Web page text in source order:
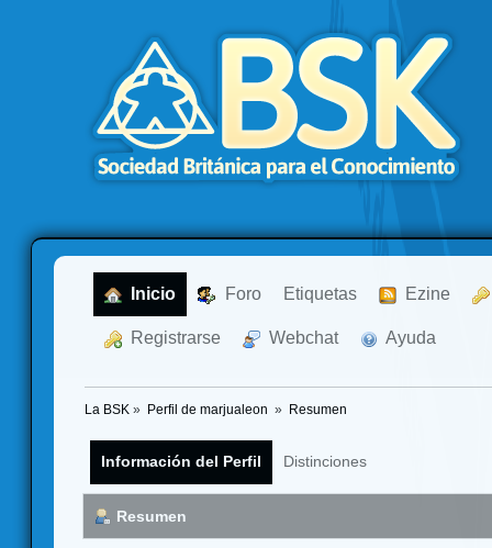
Inicio Foro Etiquetas Ezine
Registrarse Webchat Ayuda
La BSK » Perfil de marjualeon » Resumen
Información del Perfil Distinciones
Resumen